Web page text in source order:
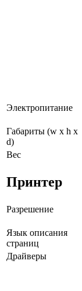
Электропитание
Габариты (w x h x
d)
Вес
Принтер
Разрешение
Язык описания
страниц
Драйверы